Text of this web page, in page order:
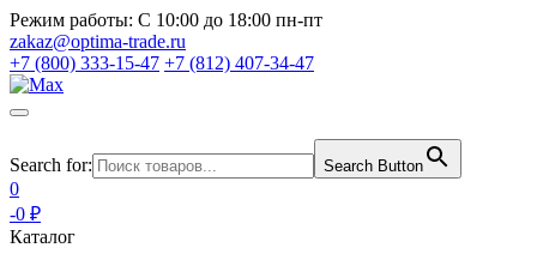
Режим работы: С 10:00 до 18:00 пн-пт
zakaz@optima-trade.ru
+7 (800) 333-15-47 +7 (812) 407-34-47
Search for: Search Button
0
-0 ₽
Каталог